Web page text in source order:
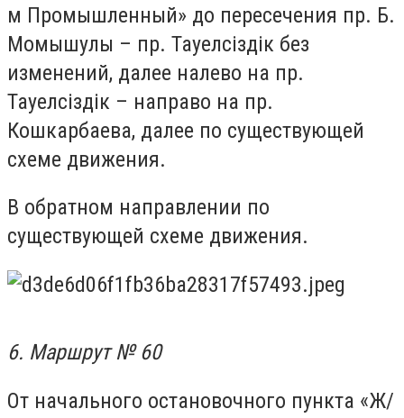
м Промышленный» до пересечения пр. Б.
Момышулы – пр. Тауелсіздік без
изменений, далее налево на пр.
Тауелсіздік – направо на пр.
Кошкарбаева, далее по существующей
схеме движения.
В обратном направлении по
существующей схеме движения.
6. Маршрут № 60
От начального остановочного пункта «Ж/